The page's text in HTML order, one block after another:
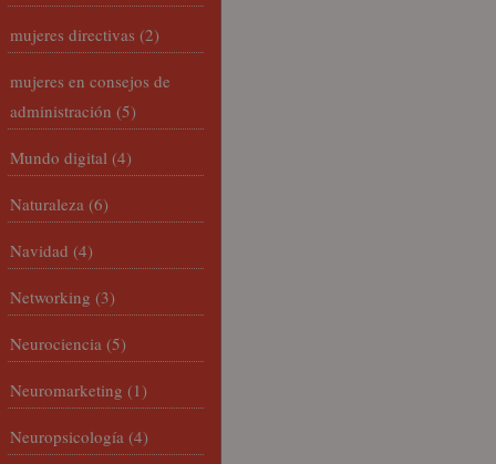
mujeres directivas (2)
mujeres en consejos de
administración (5)
Mundo digital (4)
Naturaleza (6)
Navidad (4)
Networking (3)
Neurociencia (5)
Neuromarketing (1)
Neuropsicología (4)